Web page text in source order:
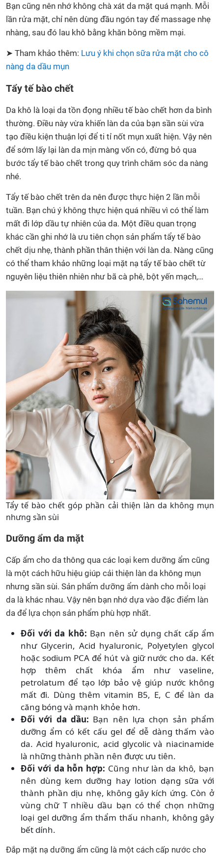
Bạn cũng nên nhớ không chà xát da mặt quá mạnh. Mỗi
lần rửa mặt, chỉ nên dùng đầu ngón tay để massage nhẹ
nhàng, sau đó lau khô bằng khăn bông mềm mại.
➤ Tham khảo thêm: Lưu ý khi chọn sữa rửa mặt cho cô
nàng da dầu mụn
Tẩy tế bào chết
Da khô là loại da tồn đọng nhiều tế bào chết hơn da bình
thường. Điều này vừa khiến làn da của bạn sần sùi vừa
tạo điều kiện thuận lợi để ti tỉ nốt mụn xuất hiện. Vậy nên
để sớm lấy lại làn da mịn màng vốn có, đừng bỏ qua
bước tẩy tế bào chết trong quy trình chăm sóc da nàng
nhé.
Tẩy tế bào chết trên da nên được thực hiện 2 lần mỗi
tuần. Bạn chú ý không thực hiện quá nhiều vì có thể làm
mất đi lớp dầu tự nhiên của da. Một điều quan trọng
khác cần ghi nhớ là ưu tiên chọn sản phẩm tẩy tế bào
chết dịu nhẹ, thành phần thân thiện với làn da. Nàng cũng
có thể tham khảo những loại mặt nạ tẩy tế bào chết từ
nguyên liệu thiên nhiên như bã cà phê, bột yến mạch,…
Tẩy tế bào chết góp phần cải thiện làn da không mụn
nhưng sần sùi
Dưỡng ẩm da mặt
Cấp ẩm cho da thông qua các loại kem dưỡng ẩm cũng
là một cách hữu hiệu giúp cải thiện làn da không mụn
nhưng sần sùi. Sản phẩm dưỡng ẩm dành cho mỗi loại
da là khác nhau. Vậy nên bạn nhớ dựa vào đặc điểm làn
da để lựa chọn sản phẩm phù hợp nhất.
Đối với da khô: Bạn nên sử dụng chất cấp ẩm
như Glycerin, Acid hyaluronic, Polyetylen glycol
hoặc sodium PCA để hút và giữ nước cho da. Kết
hợp thêm chất khóa ẩm như vaseline,
petrolatum để tạo lớp bảo vệ giúp nước không
mất đi. Dùng thêm vitamin B5, E, C để làn da
căng bóng và mạnh khỏe hơn.
Đối với da dầu: Bạn nên lựa chọn sản phẩm
dưỡng ẩm có kết cấu gel để dễ dàng thấm vào
da. Acid hyaluronic, acid glycolic và niacinamide
là những thành phần nên được ưu tiên.
Đối với da hỗn hợp: Cũng như làn da khô, bạn
nên dùng kem dưỡng hay lotion dạng sữa với
thành phần dịu nhẹ, không gây kích ứng. Còn ở
vùng chữ T nhiều dầu bạn có thể chọn những
loại gel dưỡng ẩm thẩm thấu nhanh, không gây
bết dính.
Đắp mặt nạ dưỡng ẩm cũng là một cách cấp nước cho